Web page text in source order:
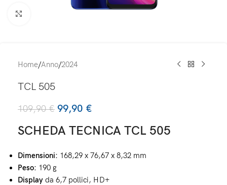
Home/Anno/2024
TCL 505
109,90€ 99,90 €
SCHEDA TECNICA TCL 505
Dimensioni: 168,29 x 76,67 x 8,32 mm
Peso: 190 g
Display da 6,7 pollici, HD+